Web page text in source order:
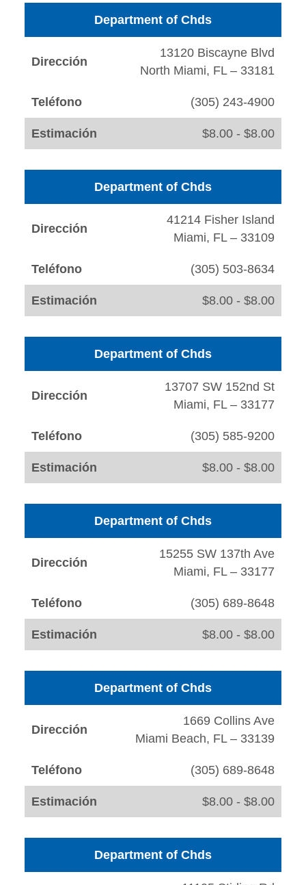
Department of Chds
Dirección
13120 Biscayne Blvd
North Miami, FL – 33181
Teléfono (305) 243-4900
Estimación $8.00 - $8.00
Department of Chds
Dirección
41214 Fisher Island
Miami, FL – 33109
Teléfono (305) 503-8634
Estimación $8.00 - $8.00
Department of Chds
Dirección
13707 SW 152nd St
Miami, FL – 33177
Teléfono (305) 585-9200
Estimación $8.00 - $8.00
Department of Chds
Dirección
15255 SW 137th Ave
Miami, FL – 33177
Teléfono (305) 689-8648
Estimación $8.00 - $8.00
Department of Chds
Dirección
1669 Collins Ave
Miami Beach, FL – 33139
Teléfono (305) 689-8648
Estimación $8.00 - $8.00
Department of Chds